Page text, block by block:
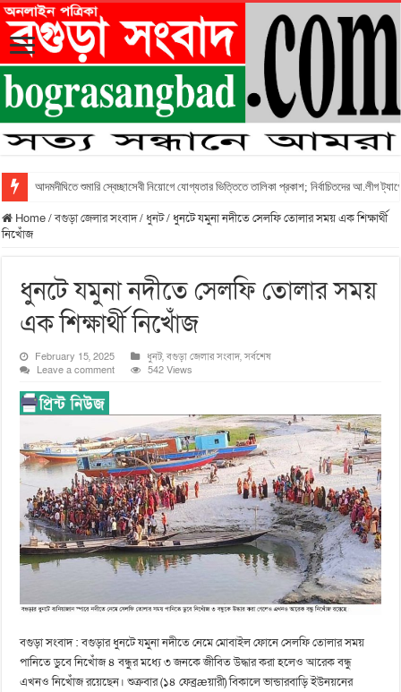
আদমদীঘিতে শুমারি স্বেচ্ছাসেবী নিয়োগে যোগ্যতার ভিত্তিতে তালিকা প্রকাশ; নির্বাচিতদের আ.লীগ
Home/বগুড়া জেলার সংবাদ/ ধুনট/ধুনটে যমুনা নদীতে সেলফি তোলার সময় এক শিক্ষার্থী
নিখোঁজ
ধুনটে যমুনা নদীতে সেলফি তোলার সময়
এক শিক্ষার্থী নিখোঁজ
February 15, 2025 ধুনট,বগুড়া জেলার সংবাদ,সর্বশেষ
Leave a comment
542 Views
বগুড়া সংবাদ : বগুড়ার ধুনটে যমুনা নদীতে নেমে মোবাইল ফোনে সেলফি তোলার সময়
পানিতে ডুবে নিখোঁজ ৪ বন্ধুর মধ্যে ৩ জনকে জীবিত উদ্ধার করা হলেও আরেক বন্ধু
এখনও নিখোঁজ রয়েছেন। শুক্রবার (১৪ ফেব্রæয়ারী) বিকালে ভান্ডারবাড়ি ইউনয়নের